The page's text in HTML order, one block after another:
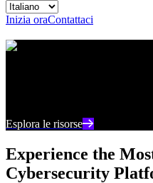
Inizia oraContattaci
Centro risorse
Esplora le risorse
Experience the
Cybersecurity